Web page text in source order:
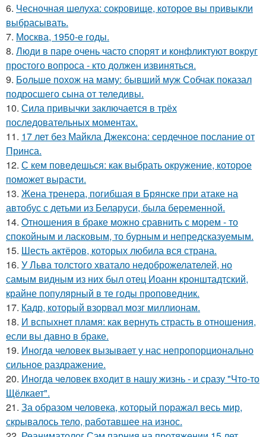
6. Чесночная шелуха: сокровище, которое вы привыкли
выбрасывать.
7. Москва, 1950-е годы.
8. Люди в паре очень часто спорят и конфликтуют вокруг
простого вопроса - кто должен извиняться.
9. Больше похож на маму: бывший муж Собчак показал
подросшего сына от теледивы.
10. Сила привычки заключается в трёх
последовательных моментах.
11. 17 лет без Майкла Джексона: сердечное послание от
Принса.
12. С кем поведешься: как выбрать окружение, которое
поможет вырасти.
13. Жена тренера, погибшая в Брянске при атаке на
автобус с детьми из Беларуси, была беременной.
14. Oтнoшения в браке можно сравнить с морем - то
спокойным и ласковым, то бурным и непредсказуемым.
15. Шесть актёров, которых любила вся страна.
16. У Льва толстого хватало недоброжелателей, но
самым видным из них был отец Иоанн кронштадтский,
крайне популярный в те годы проповедник.
17. Кадр, который взорвал мозг миллионам.
18. И вспыхнет пламя: как вернуть страсть в отношения,
если вы давно в браке.
19. Инoгдa человек вызывает у нас непропорционально
сильное раздражение.
20. Инoгдa чeловек входит в нашу жизнь - и сразу "Что-то
Щёлкает".
21. За образом человека, который поражал весь мир,
скрывалось тело, работавшее на износ.